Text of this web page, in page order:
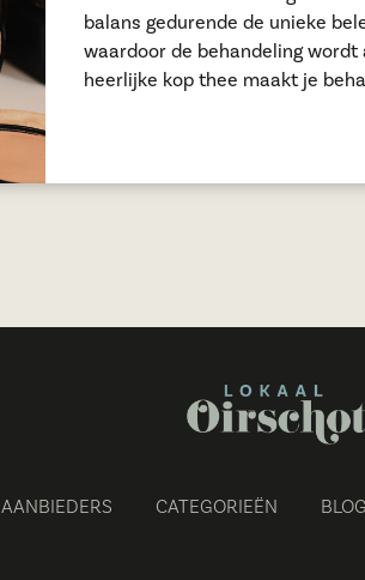
balans gedurende de unieke
waardoor de behandeling
heerlijke kop thee maakt je
AANBIEDERS CATEGORIEËN BLOG